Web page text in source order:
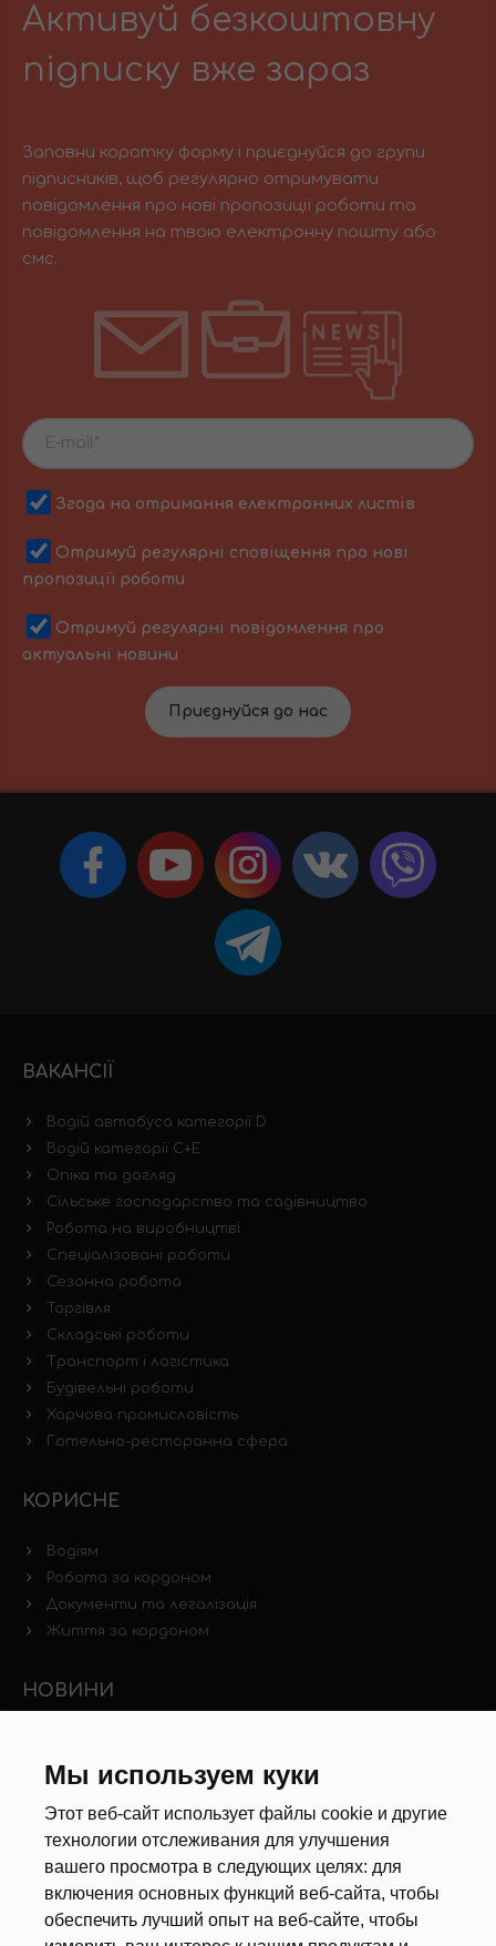
Мы используем куки
Этот веб-сайт использует файлы cookie и другие
технологии отслеживания для улучшения
вашего просмотра в следующих целях: для
включения основных функций веб-сайта, чтобы
обеспечить лучший опыт на веб-сайте, чтобы
Активуй безкоштовну
підписку вже зараз
Заповни коротку форму і приєднуйся до групи
підписників, щоб регулярно отримувати
повідомлення про нові пропозиції роботи та
повідомлення на твою електронну пошту або
смс.
Згода на отримання електронних листів
Отримуй регулярні сповіщення про нові
пропозиції роботи
Отримуй регулярні повідомлення про
актуальні новини
Приєднуйся до нас
ВАКАНСІЇ
Водій автобуса категорії D
Водій категорії C+E
Опіка та догляд
Сільське господарство та садівництво
Робота на виробництві
Спеціалізовані роботи
Сезонна робота
Торгівля
Складські роботи
Транспорт і логістика
Будівельні роботи
Харчова промисловість
Готельно-ресторанна сфера
КОРИСНЕ
Водіям
Робота за кордоном
Документи та легалізація
Життя за кордоном
НОВИНИ
Інші новини
Анкета
Калькулятор дат
Документи